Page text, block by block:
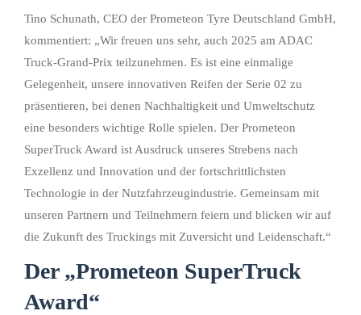
Tino Schunath, CEO der Prometeon Tyre Deutschland GmbH,
kommentiert: „Wir freuen uns sehr, auch 2025 am ADAC
Truck-Grand-Prix teilzunehmen. Es ist eine einmalige
Gelegenheit, unsere innovativen Reifen der Serie 02 zu
präsentieren, bei denen Nachhaltigkeit und Umweltschutz
eine besonders wichtige Rolle spielen. Der Prometeon
SuperTruck Award ist Ausdruck unseres Strebens nach
Exzellenz und Innovation und der fortschrittlichsten
Technologie in der Nutzfahrzeugindustrie. Gemeinsam mit
unseren Partnern und Teilnehmern feiern und blicken wir auf
die Zukunft des Truckings mit Zuversicht und Leidenschaft.“
Der „Prometeon SuperTruck
Award“